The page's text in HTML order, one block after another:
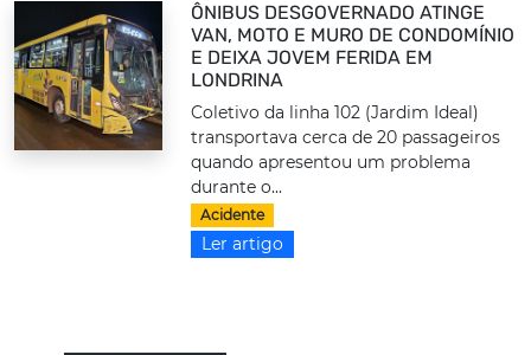
ÔNIBUS DESGOVERNADO ATINGE
VAN, MOTO E MURO DE CONDOMÍNIO
E DEIXA JOVEM FERIDA EM
LONDRINA
Coletivo da linha 102 (Jardim Ideal)
transportava cerca de 20 passageiros
quando apresentou um problema
durante o...
Acidente
Ler artigo